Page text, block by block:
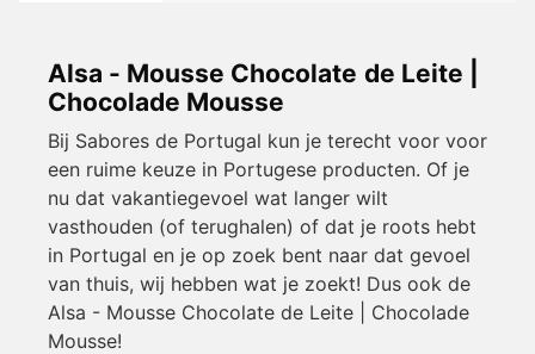
Alsa - Mousse Chocolate de Leite |
Chocolade Mousse
Bij Sabores de Portugal kun je terecht voor voor
een ruime keuze in Portugese producten. Of je
nu dat vakantiegevoel wat langer wilt
vasthouden (of terughalen) of dat je roots hebt
in Portugal en je op zoek bent naar dat gevoel
van thuis, wij hebben wat je zoekt! Dus ook de
Alsa - Mousse Chocolate de Leite | Chocolade
Mousse!